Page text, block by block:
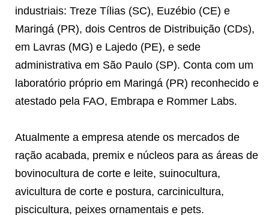
industriais: Treze Tílias (SC), Euzébio (CE) e
Maringá (PR), dois Centros de Distribuição (CDs),
em Lavras (MG) e Lajedo (PE), e sede
administrativa em São Paulo (SP). Conta com um
laboratório próprio em Maringá (PR) reconhecido e
atestado pela FAO, Embrapa e Rommer Labs.
Atualmente a empresa atende os mercados de
ração acabada, premix e núcleos para as áreas de
bovinocultura de corte e leite, suinocultura,
avicultura de corte e postura, carcinicultura,
piscicultura, peixes ornamentais e pets.